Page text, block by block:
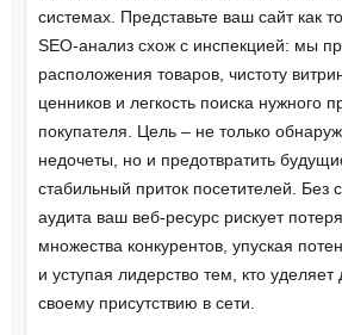
системах. Представьте ваш сайт как
SEO-анализ схож с инспекцией: мы
расположения товаров, чистоту
ценников и легкость поиска нужного
покупателя. Цель – не только
недочеты, но и предотвратить
стабильный приток посетителей. Без
аудита ваш веб-ресурс рискует
множества конкурентов, упуская
и уступая лидерство тем, кто
своему присутствию в сети.